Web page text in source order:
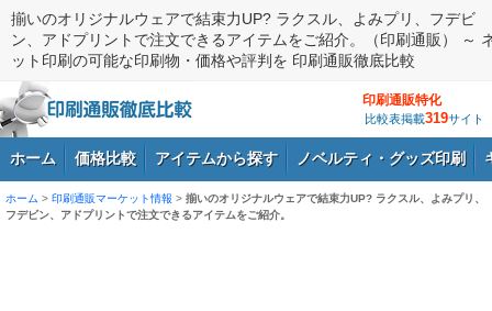
揃いのオリジナルウェアで結束力UP? ラクスル、よみプリ、フデビ
ン、アドプリントで注文できるアイテムをご紹介。（印刷通販） ～
ット印刷の可能な印刷物・価格や評判を 印刷通販徹底比較
印刷通販特化
比較表掲載319サイト
ホーム 価格比較 アイテムから探す ノベルティ・グッズ印刷
ホーム > 印刷通販マーケット情報 > 揃いのオリジナルウェアで結束力UP? ラクスル、よみプリ、
フデビン、アドプリントで注文できるアイテムをご紹介。